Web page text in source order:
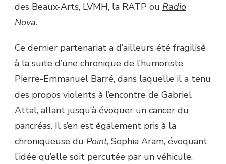
des Beaux-Arts, LVMH, la RATP ou Radio
Nova.
Ce dernier partenariat a d’ailleurs été fragilisé
à la suite d’une chronique de l’humoriste
Pierre-Emmanuel Barré, dans laquelle il a tenu
des propos violents à l’encontre de Gabriel
Attal, allant jusqu’à évoquer un cancer du
pancréas. Il s’en est également pris à la
chroniqueuse du Point, Sophia Aram, évoquant
l’idée qu’elle soit percutée par un véhicule.